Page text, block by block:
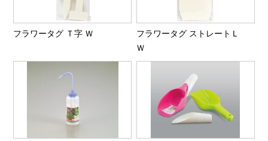
フラワータグ Ｔ字 Ｗ
フラワータグ ストレートＬ
Ｗ